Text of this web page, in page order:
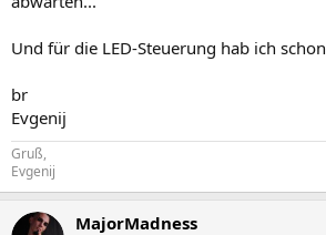
Und für die LED-Steuerung hab ich schon
br
Evgenij
Gruß,
Evgenij
MajorMadness